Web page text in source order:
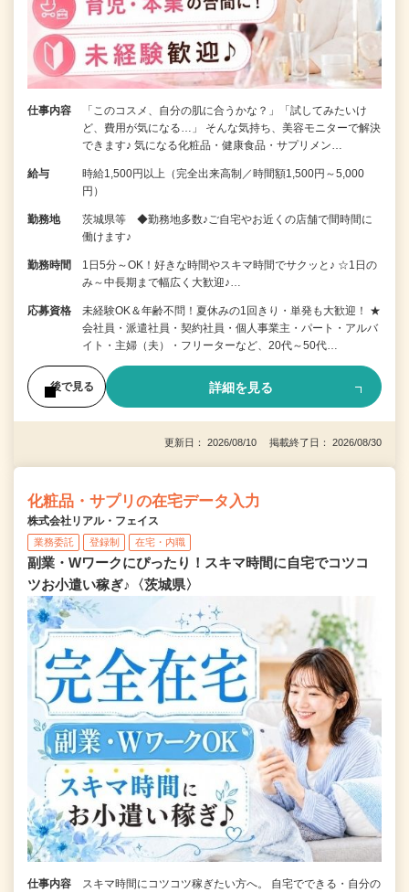
仕事内容
「このコスメ、自分の肌に合うかな？」「試してみたいけ
ど、費用が気になる…」 そんな気持ち、美容モニターで解決
できます♪ 気になる化粧品・健康食品・サプリメン…
給与
時給1,500円以上（完全出来高制／時間額1,500円～5,000
円）
勤務地
茨城県等 ◆勤務地多数♪ご自宅やお近くの店舗で間時間に
働けます♪
勤務時間
1日5分～OK！好きな時間やスキマ時間でサクッと♪ ☆1日の
み～中長期まで幅広く大歓迎♪…
応募資格
未経験OK＆年齢不問！夏休みの1回きり・単発も大歓迎！ ★
会社員・派遣社員・契約社員・個人事業主・パート・アルバ
イト・主婦（夫）・フリーターなど、20代～50代…
後で見る 詳細を見る
更新日： 2026/08/10 掲載終了日： 2026/08/30
化粧品・サプリの在宅データ入力
株式会社リアル・フェイス
業務委託 登録制 在宅・内職
副業・Wワークにぴったり！スキマ時間に自宅でコツコ
ツお小遣い稼ぎ♪〈茨城県〉
仕事内容
スキマ時間にコツコツ稼ぎたい方へ。 自宅でできる・自分の